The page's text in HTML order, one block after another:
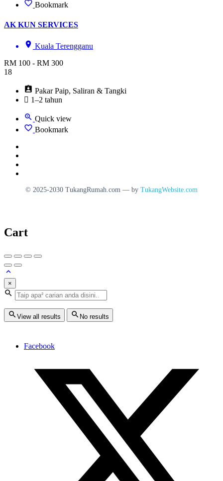
Bookmark
AK KUN SERVICES
Kuala Terengganu
RM 100 - RM 300
18
Pakar Paip, Saliran & Tangki
1–2 tahun
Quick view
Bookmark
© 2025-2030 TukangRumah.com — by TukangWebsite.com
Cart
×
View all results No results
Facebook